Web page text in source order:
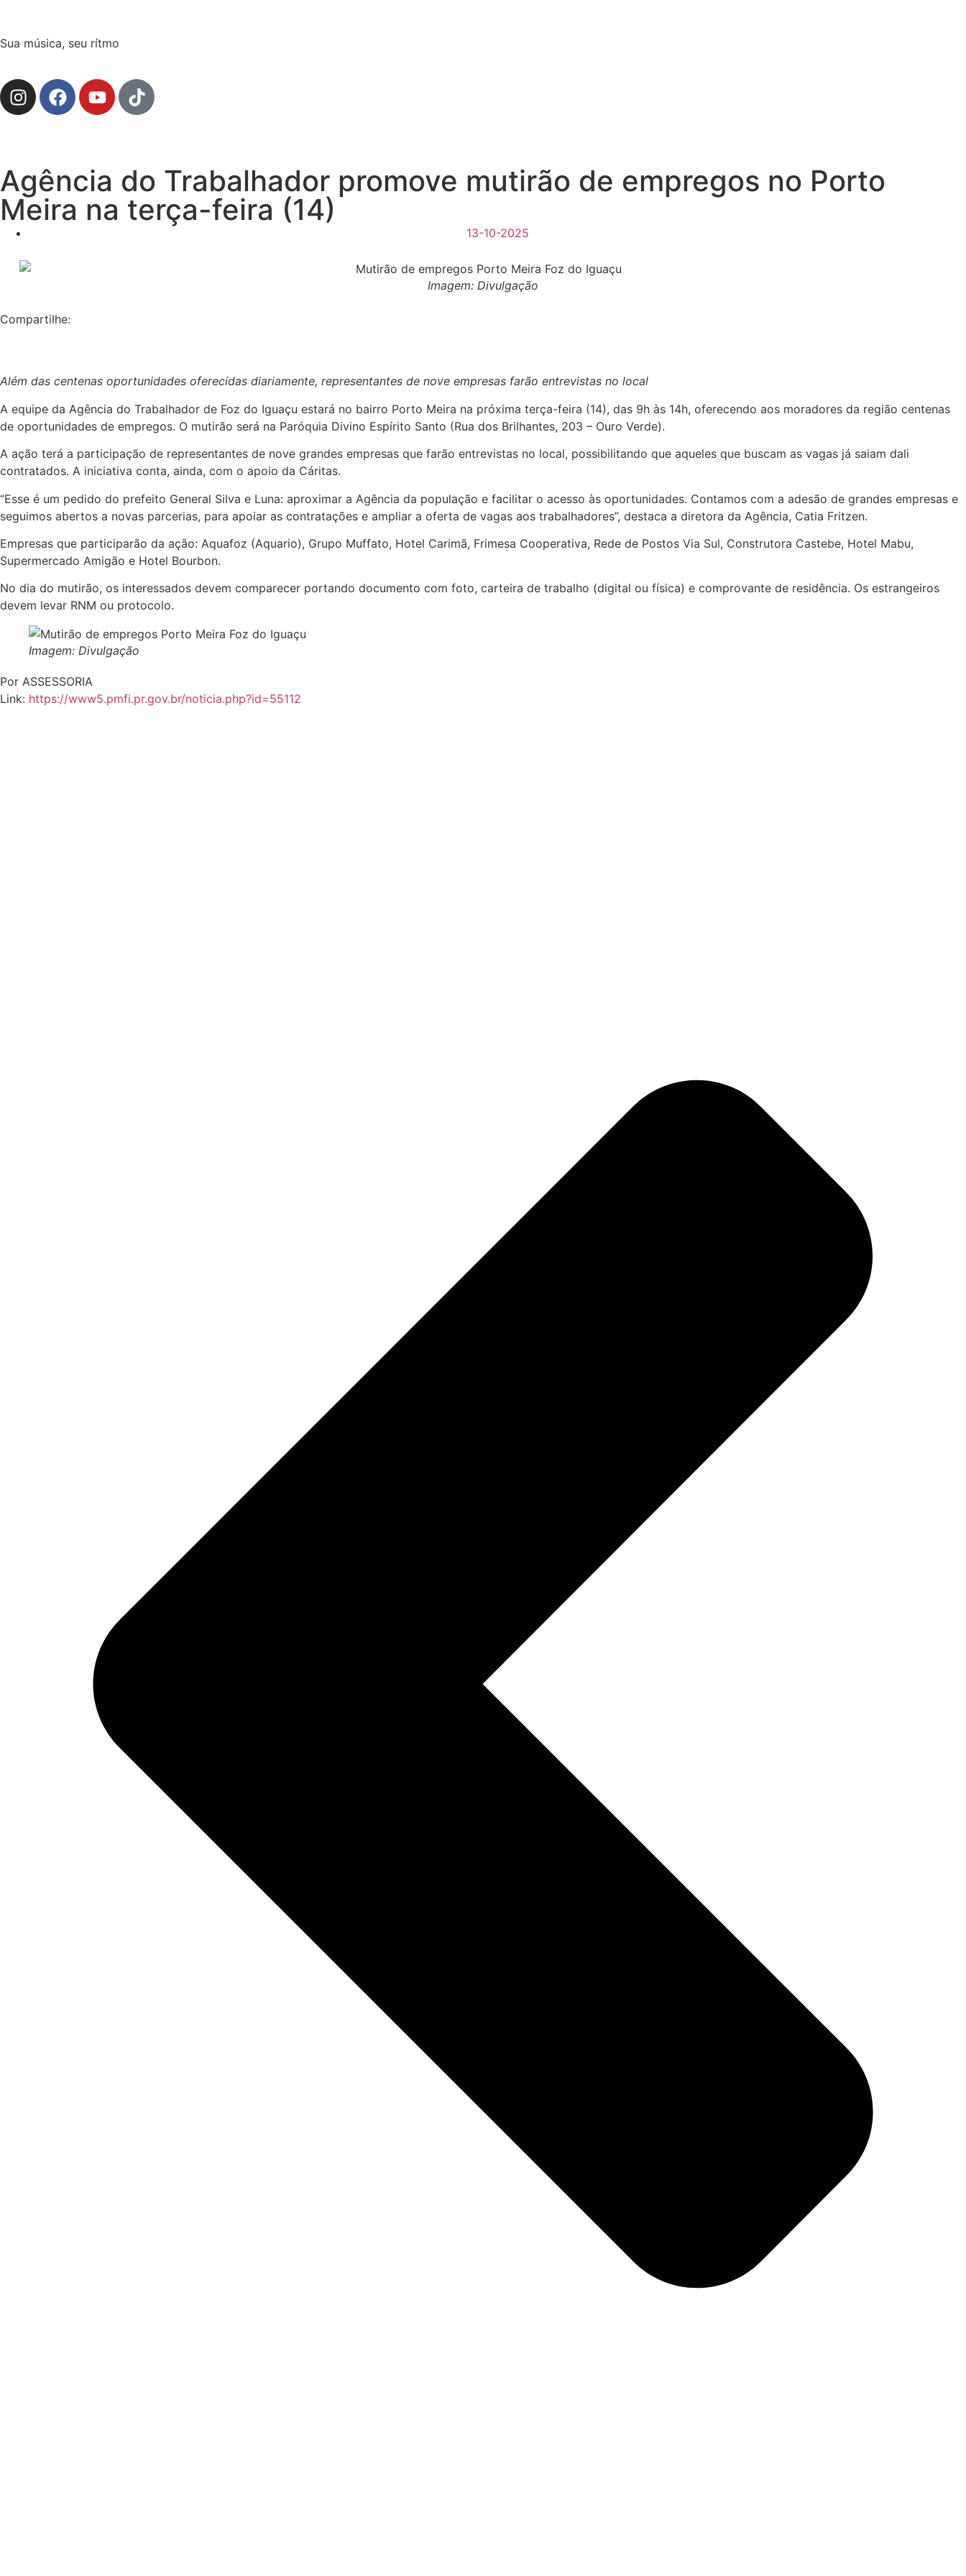
Sua música, seu rítmo
Agência do Trabalhador promove mutirão de empregos no Porto
Meira na terça-feira (14)
13-10-2025
Imagem: Divulgação
Compartilhe:
Além das centenas oportunidades oferecidas diariamente, representantes de nove empresas farão entrevistas no local
A equipe da Agência do Trabalhador de Foz do Iguaçu estará no bairro Porto Meira na próxima terça-feira (14), das 9h às 14h, oferecendo aos moradores da região centenas
de oportunidades de empregos. O mutirão será na Paróquia Divino Espírito Santo (Rua dos Brilhantes, 203 – Ouro Verde).
A ação terá a participação de representantes de nove grandes empresas que farão entrevistas no local, possibilitando que aqueles que buscam as vagas já saiam dali
contratados. A iniciativa conta, ainda, com o apoio da Cáritas.
“Esse é um pedido do prefeito General Silva e Luna: aproximar a Agência da população e facilitar o acesso às oportunidades. Contamos com a adesão de grandes empresas e
seguimos abertos a novas parcerias, para apoiar as contratações e ampliar a oferta de vagas aos trabalhadores”, destaca a diretora da Agência, Catia Fritzen.
Empresas que participarão da ação: Aquafoz (Aquario), Grupo Muffato, Hotel Carimã, Frimesa Cooperativa, Rede de Postos Via Sul, Construtora Castebe, Hotel Mabu,
Supermercado Amigão e Hotel Bourbon.
No dia do mutirão, os interessados devem comparecer portando documento com foto, carteira de trabalho (digital ou física) e comprovante de residência. Os estrangeiros
devem levar RNM ou protocolo.
Imagem: Divulgação
Por ASSESSORIA
Link: https://www5.pmfi.pr.gov.br/noticia.php?id=55112